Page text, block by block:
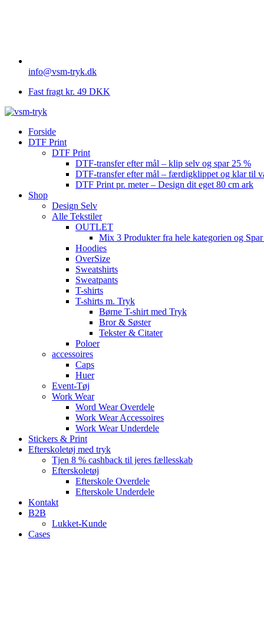
info@vsm-tryk.dk
Fast fragt kr. 49 DKK
Forside
DTF Print
DTF Print
DTF-transfer efter mål – klip selv og spar 25 %
DTF-transfer efter mål – færdigklippet og klar til
DTF Print pr. meter – Design dit eget 80 cm ark
Shop
Design Selv
Alle Tekstiler
OUTLET
Mix 3 Produkter fra hele kategorien og
Hoodies
OverSize
Sweatshirts
Sweatpants
T-shirts
T-shirts m. Tryk
Børne T-shirt med Tryk
Bror & Søster
Tekster & Citater
Poloer
accessoires
Caps
Huer
Event-Tøj
Work Wear
Word Wear Overdele
Work Wear Accessoires
Work Wear Underdele
Stickers & Print
Efterskoletøj med tryk
Tjen 8 % cashback til jeres fællesskab
Efterskoletøj
Efterskole Overdele
Efterskole Underdele
Kontakt
B2B
Lukket-Kunde
Cases